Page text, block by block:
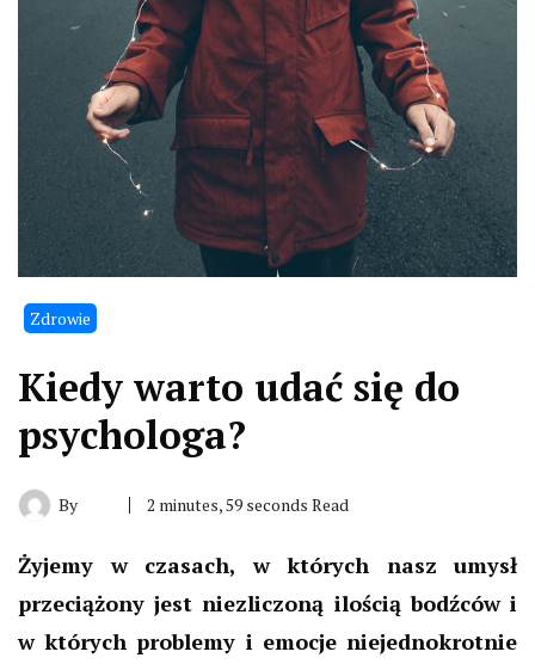
Zdrowie
Kiedy warto udać się do
psychologa?
By 2 minutes, 59 seconds Read
Żyjemy w czasach, w których nasz umysł
przeciążony jest niezliczoną ilością bodźców i
w których problemy i emocje niejednokrotnie